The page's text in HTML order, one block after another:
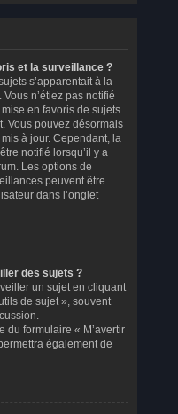
et la surveillance ?
s’apparentait à la
n’étiez pas notifié
en favoris de sujets
Vous pouvez désormais
à jour. Cependant, la
notifié lorsqu’il y a
Les options de
peuvent être
dans l’onglet
des sujets ?
un sujet en cliquant
de sujet », souvent
du formulaire « M’avertir
également de